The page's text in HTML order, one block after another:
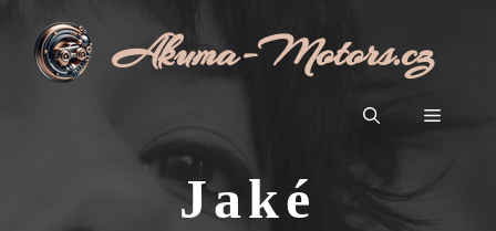
obsah
Akuma-Motors.cz
Menu
Jaké